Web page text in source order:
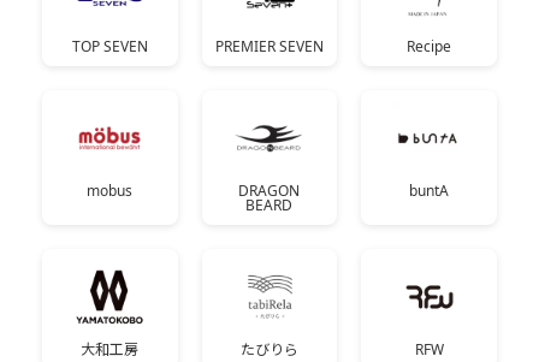
TOP SEVEN PREMIER SEVEN Recipe
mobus DRAGON
BEARD
buntA
大和工房 たびりら RFW